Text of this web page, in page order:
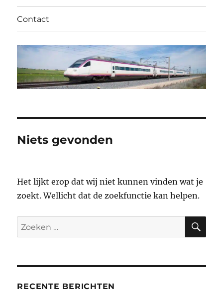
Contact
Niets gevonden
Het lijkt erop dat wij niet kunnen vinden wat je
zoekt. Wellicht dat de zoekfunctie kan helpen.
Zoeken
naar:
RECENTE BERICHTEN